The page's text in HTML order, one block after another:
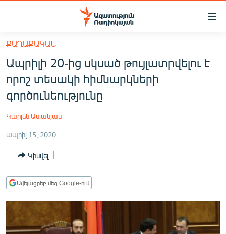
Մատչելիության
հիմնական
բովանդակությանը
հիմնական
մենյուին
ՀԱՅԱՍՏԱՆ
ՔԱՂԱՔԱԿԱՆ
ՏՆՏԵՍՈՒԹՅՈՒՆ
ՂԱՐԱԲԱՂ
ՏԱՐԱԾԱՇՐՋԱՆ
ՔԱՂԱՔԱԿԱՆ
Ապրիլի 20-ից սկսած թույլատրվելու է
որոշ տեսակի հիմնարկների
գործունեությունը
Կարլեն Ասլանյան
ապրիլ 15, 2020
Կիսվել
Ավելացրեք մեզ Google-ում